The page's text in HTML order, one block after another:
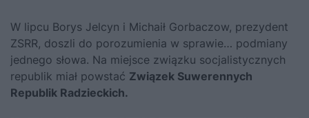
W lipcu Borys Jelcyn i Michaił Gorbaczow, prezydent
ZSRR, doszli do porozumienia w sprawie… podmiany
jednego słowa. Na miejsce związku socjalistycznych
republik miał powstać Związek Suwerennych
Republik Radzieckich.